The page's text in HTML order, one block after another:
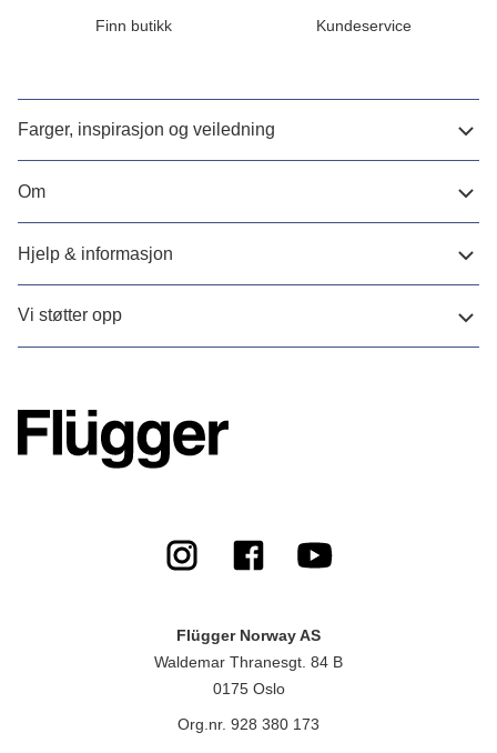
Finn butikk Kundeservice
Farger, inspirasjon og veiledning
Om
Hjelp & informasjon
Vi støtter opp
Flügger Norway AS
Waldemar Thranesgt. 84 B
0175 Oslo
Org.nr. 928 380 173